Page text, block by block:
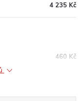
4 235 Kč
460 Kč